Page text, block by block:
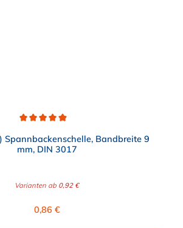
Spannbackenschelle, Bandbreite 9
mm, DIN 3017
Varianten ab 0,92 €
Regulärer Preis:
0,86 €